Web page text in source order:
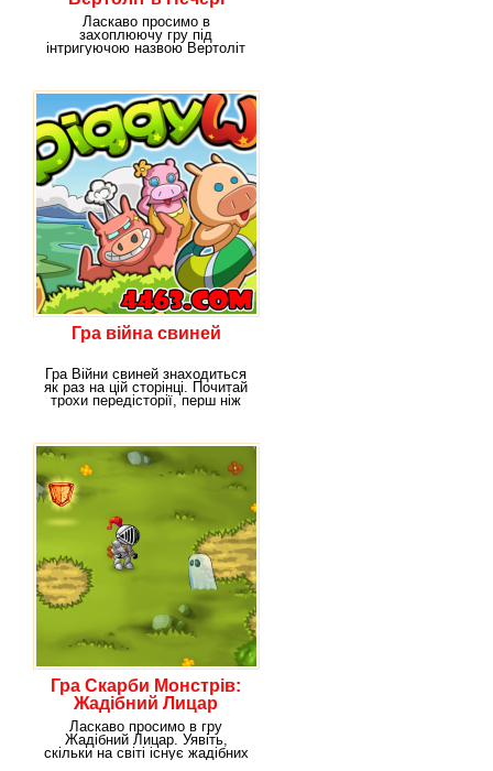
Ласкаво просимо в
захоплюючу гру під
інтригуючою назвою Вертоліт
Гра війна свиней
Гра Війни свиней знаходиться
як раз на цій сторінці. Почитай
трохи передісторії, перш ніж
Гра Скарби Монстрів:
Жадібний Лицар
Ласкаво просимо в гру
Жадібний Лицар. Уявіть,
скільки на світі існує жадібних